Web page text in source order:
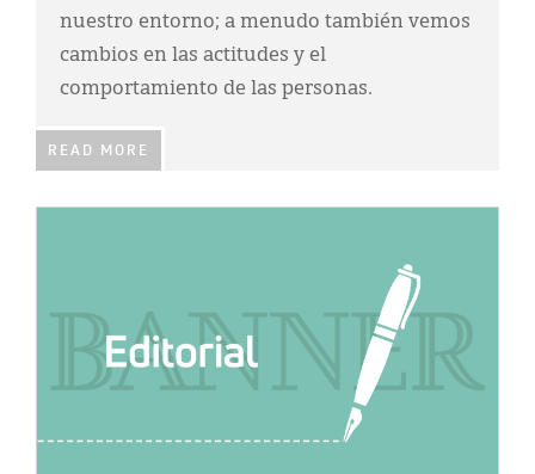
nuestro entorno; a menudo también vemos
cambios en las actitudes y el
comportamiento de las personas.
READ MORE